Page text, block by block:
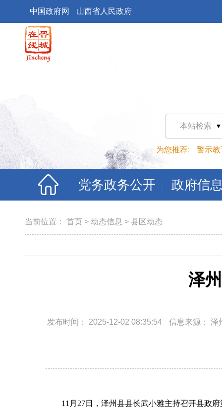
中国政府网 山西省人民政府
本站检索
为您推荐: 警示教
党务政务公开 政府信
当前位置： 首页 > 动态信息 > 县区动态
泽
发布时间： 2025-12-02 08:35:54 信息来源： 泽
11月27日，泽州县县长武小雅主持召开县政